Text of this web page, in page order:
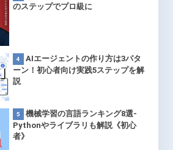
のステップでプロ級に
AIエージェントの作り方は3パタ
ーン！初心者向け実践5ステップを解
説
機械学習の言語ランキング8選-
Pythonやライブラリも解説《初心
者》